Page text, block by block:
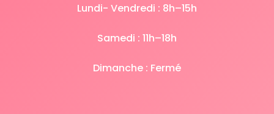
Lundi- Vendredi : 8h–15h
Samedi : 11h–18h
Dimanche : Fermé